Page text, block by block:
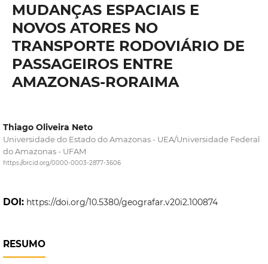
MUDANÇAS ESPACIAIS E
NOVOS ATORES NO
TRANSPORTE RODOVIÁRIO DE
PASSAGEIROS ENTRE
AMAZONAS-RORAIMA
Thiago Oliveira Neto
Universidade do Estado do Amazonas - UEA/Universidade Federal
do Amazonas - UFAM
https://orcid.org/0000-0003-2877-3606
DOI: https://doi.org/10.5380/geografar.v20i2.100874
RESUMO